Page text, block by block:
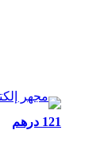
121 درهم